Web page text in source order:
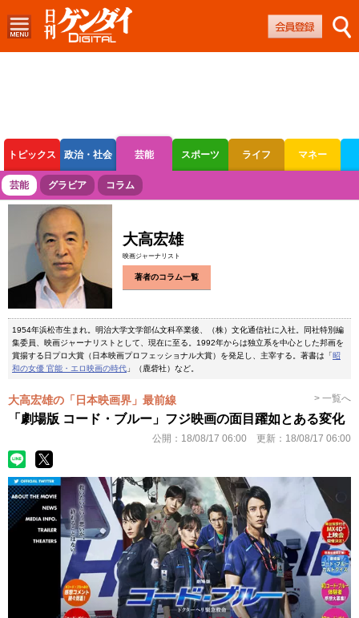
トピックス 政治・社会 芸能 スポーツ ライフ マネー
ボートレース 競輪 オートレース
芸能 グラビア コラム
大高宏雄
映画ジャーナリスト
著者のコラム一覧
1954年浜松市生まれ。明治大学文学部仏文科卒業後、（株）文化通信社に入社。同社特別編
集委員、映画ジャーナリストとして、現在に至る。1992年からは独立系を中心とした邦画を
賞揚する日プロ大賞（日本映画プロフェッショナル大賞）を発足し、主宰する。著書は「昭
和の女優 官能・エロ映画の時代 」（鹿砦社）など。
大高宏雄の「日本映画界」最前線 > 一覧へ
「劇場版 コード・ブルー」フジ映画の面目躍如とある変化
公開： 18/08/17 06:00 更新： 18/08/17 06:00